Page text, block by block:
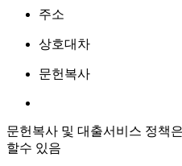
주소
상호대차
문헌복사
문헌복사 및 대출서비스 정책
할수 있음